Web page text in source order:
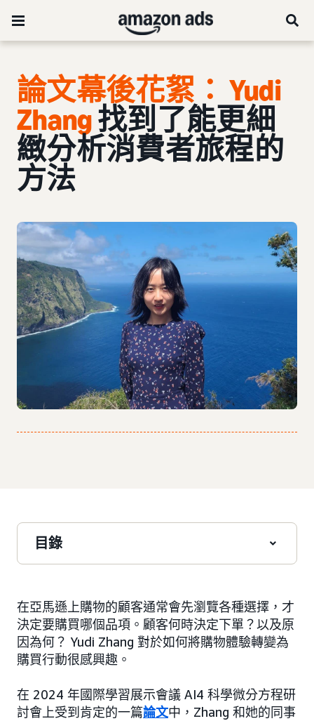
論文幕後花絮： Yudi
Zhang找到了能更細
緻分析消費者旅程的
方法
目錄
在亞馬遜上購物的顧客通常會先瀏覽各種選擇，才
決定要購買哪個品項。顧客何時決定下單？以及原
因為何？ Yudi Zhang 對於如何將購物體驗轉變為
購買行動很感興趣。
在 2024 年國際學習展示會議 AI4 科學微分方程研
討會上受到肯定的一篇論文中，Zhang 和她的同事